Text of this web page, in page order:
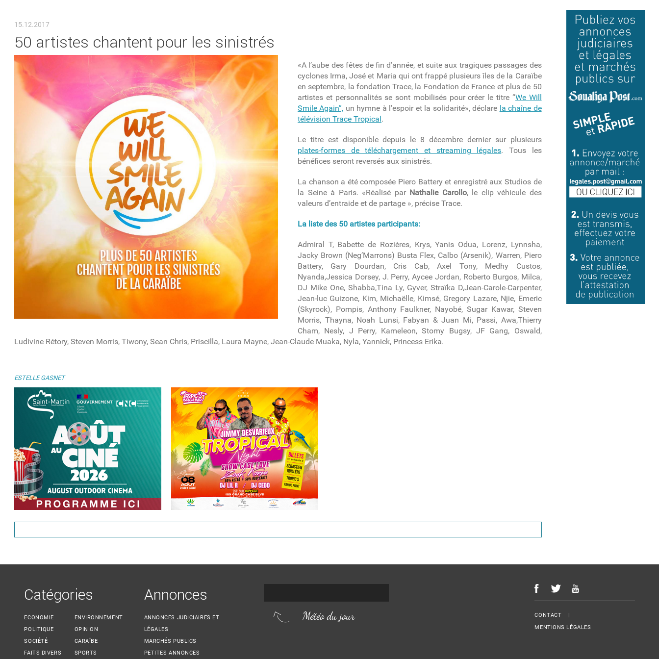
15.12.2017
50 artistes chantent pour les sinistrés
«A l’aube des fêtes de fin d’année, et suite aux tragiques passages des
cyclones Irma, José et Maria qui ont frappé plusieurs îles de la Caraïbe
en septembre, la fondation Trace, la Fondation de France et plus de 50
artistes et personnalités se sont mobilisés pour créer le titre “We Will
Smile Again”, un hymne à l’espoir et la solidarité», déclare la chaîne de
télévision Trace Tropical .
Le titre est disponible depuis le 8 décembre dernier sur plusieurs
plates-formes de téléchargement et streaming légales. Tous les
bénéfices seront reversés aux sinistrés.
La chanson a été composée Piero Battery et enregistré aux Studios de
la Seine à Paris. «Réalisé par Nathalie Carollo, le clip véhicule des
valeurs d’entraide et de partage », précise Trace.
La liste des 50 artistes participants:
Admiral T, Babette de Rozières, Krys, Yanis Odua, Lorenz, Lynnsha,
Jacky Brown (Neg’Marrons) Busta Flex, Calbo (Arsenik), Warren, Piero
Battery, Gary Dourdan, Cris Cab, Axel Tony, Medhy Custos,
Nyanda,Jessica Dorsey, J. Perry, Aycee Jordan, Roberto Burgos, Milca,
DJ Mike One, Shabba,Tina Ly, Gyver, Straïka D,Jean-Carole-Carpenter,
Jean-luc Guizone, Kim, Michaëlle, Kimsé, Gregory Lazare, Njie, Emeric
(Skyrock), Pompis, Anthony Faulkner, Nayobé, Sugar Kawar, Steven
Morris, Thayna, Noah Lunsi, Fabyan & Juan Mi, Passi, Awa,Thierry
Cham, Nesly, J Perry, Kameleon, Stomy Bugsy, JF Gang, Oswald,
Ludivine Rétory, Steven Morris, Tiwony, Sean Chris, Priscilla, Laura Mayne, Jean-Claude Muaka, Nyla, Yannick, Princess Erika.
ESTELLE GASNET
Catégories
ECONOMIE
POLITIQUE
SOCIÉTÉ
FAITS DIVERS
ENVIRONNEMENT
OPINION
CARAÏBE
SPORTS
Annonces
ANNONCES JUDICIAIRES ET
LÉGALES
MARCHÉS PUBLICS
PETITES ANNONCES
Météo du jour Menu Footer
CONTACT
MENTIONS LÉGALES